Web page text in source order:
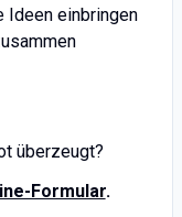
Ideen einbringen
überzeugt?
Formular.